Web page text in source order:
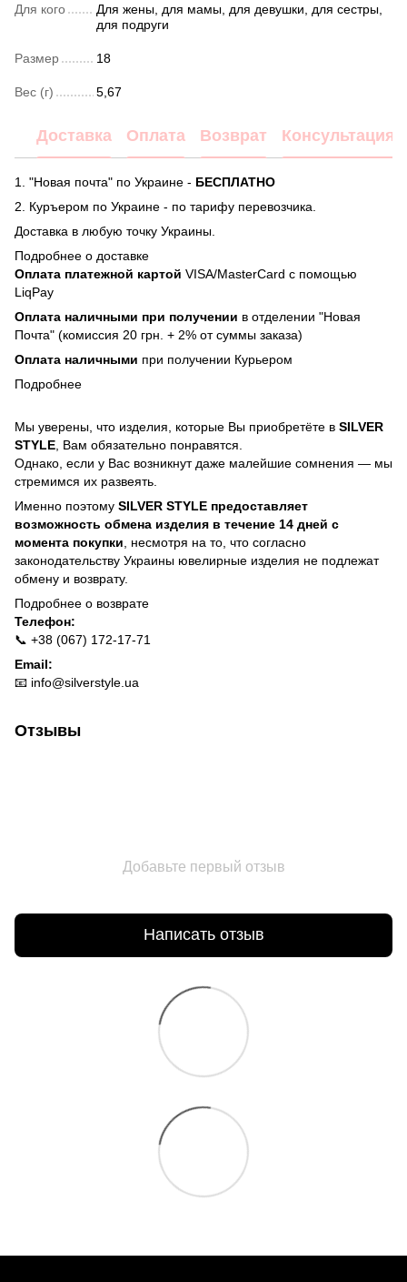
Для кого
Для жены, для мамы, для девушки, для сестры,
для подруги
Размер 18
Вес (г) 5,67
Доставка Оплата Возврат Консультация
1. "Новая почта" по Украине - БЕСПЛАТНО
2. Куръером по Украине - по тарифу перевозчика.
Доставка в любую точку Украины.
Подробнее о доставке
Оплата платежной картой VISA/MasterCard с помощью
LiqPay
Оплата наличными при получении в отделении "Новая
Почта" (комиссия 20 грн. + 2% от суммы заказа)
Оплата наличными при получении Курьером
Подробнее
Мы уверены, что изделия, которые Вы приобретёте в SILVER
STYLE , Вам обязательно понравятся.
Однако, если у Вас возникнут даже малейшие сомнения — мы
стремимся их развеять.
Именно поэтому SILVER STYLE предоставляет
возможность обмена изделия в течение 14 дней с
момента покупки , несмотря на то, что согласно
законодательству Украины ювелирные изделия не подлежат
обмену и возврату.
Подробнее о возврате
Телефон:
📞 +38 (067) 172-17-71
Email:
📧 info@silverstyle.ua
Отзывы
Добавьте первый отзыв
Написать отзыв